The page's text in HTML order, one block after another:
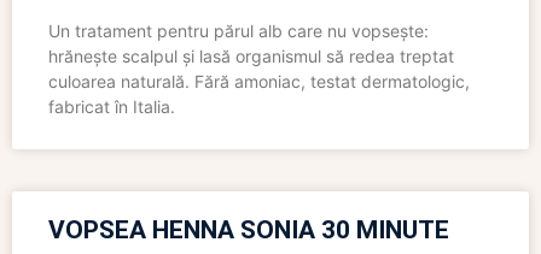
Un tratament pentru părul alb care nu vopsește:
hrănește scalpul și lasă organismul să redea treptat
culoarea naturală. Fără amoniac, testat dermatologic,
fabricat în Italia.
VOPSEA HENNA SONIA 30 MINUTE